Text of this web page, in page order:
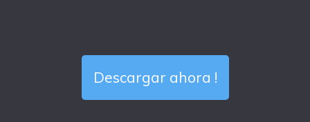
Descargar ahora !